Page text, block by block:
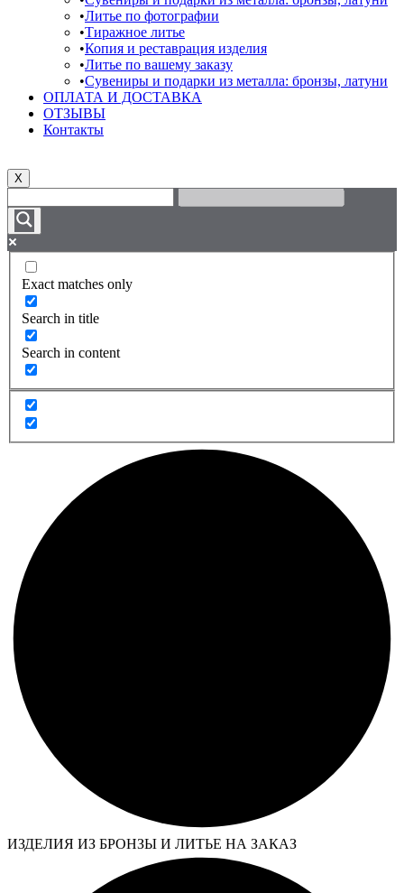
Литье по фотографии
Тиражное литье
Копия и реставрация изделия
Литье по вашему заказу
Сувениры и подарки из металла: бронзы, латуни
ОПЛАТА И ДОСТАВКА
ОТЗЫВЫ
Контакты
X
Exact matches only
Search in title
Search in content
ИЗДЕЛИЯ ИЗ БРОНЗЫ И ЛИТЬЕ НА ЗАКАЗ